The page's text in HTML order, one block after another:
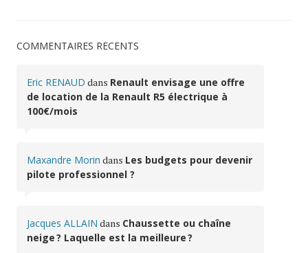
COMMENTAIRES RÉCENTS
Eric RENAUD dans Renault envisage une offre
de location de la Renault R5 électrique à
100€/mois
Maxandre Morin dans Les budgets pour devenir
pilote professionnel ?
Jacques ALLAIN dans Chaussette ou chaîne
neige ? Laquelle est la meilleure ?